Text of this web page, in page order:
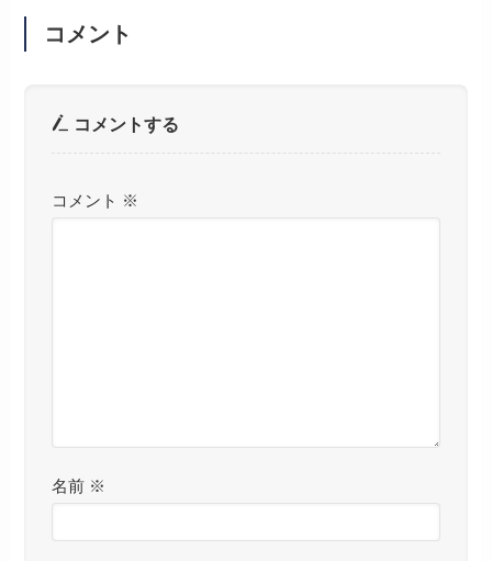
コメント
コメントする
コメント ※
名前 ※